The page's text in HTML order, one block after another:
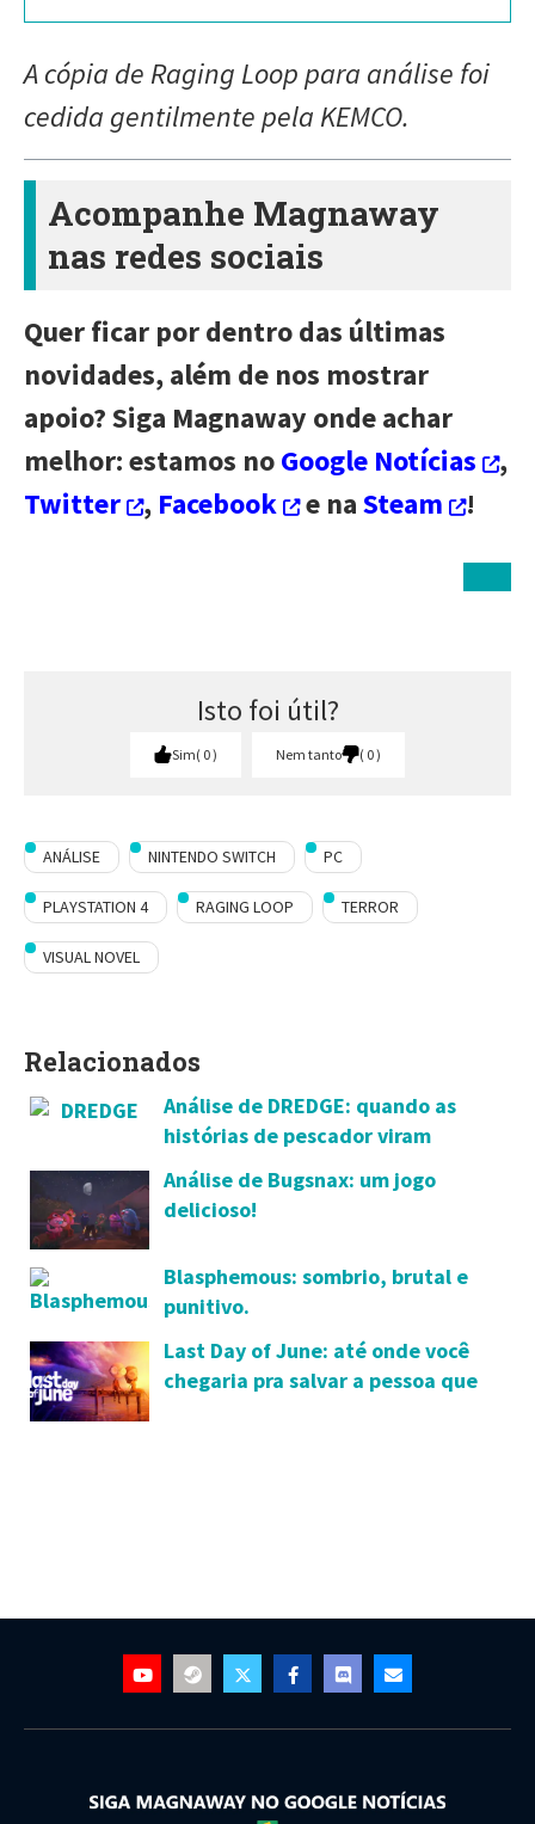
A cópia de Raging Loop para análise foi
cedida gentilmente pela KEMCO.
Acompanhe Magnaway
nas redes sociais
Quer ficar por dentro das últimas
novidades, além de nos mostrar
apoio? Siga Magnaway onde achar
melhor: estamos noGoogle Notícias
,
Twitter
, Facebook e naSteam !
Isto foi útil?
Sim 0 Nem tanto 0
ANÁLISE NINTENDO SWITCH PC
PLAYSTATION 4 RAGING LOOP TERROR
VISUAL NOVEL
Relacionados
Análise de DREDGE: quando as
histórias de pescador viram
realidade!
Análise de Bugsnax: um jogo
delicioso!
Blasphemous: sombrio, brutal e
punitivo.
Last Day of June: até onde você
chegaria pra salvar a pessoa que